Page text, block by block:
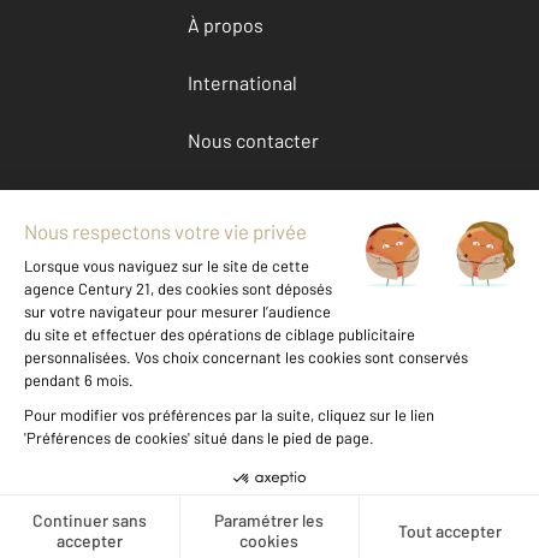
Téléphoner
À propos
International
Nous contacter
Mentions légales & CGU et Barèmes d'honoraires
Données personnelles
Gestionnaire des cookies
Location appartement autour de NIMES (30000)